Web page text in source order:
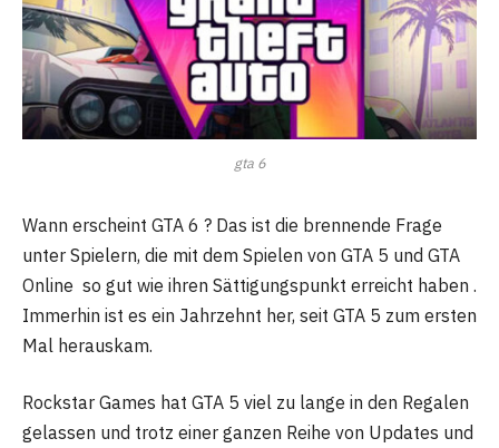
gta 6
Wann erscheint GTA 6 ? Das ist die brennende Frage
unter Spielern, die mit dem Spielen von GTA 5 und GTA
Online so gut wie ihren Sättigungspunkt erreicht haben .
Immerhin ist es ein Jahrzehnt her, seit GTA 5 zum ersten
Mal herauskam.
Rockstar Games hat GTA 5 viel zu lange in den Regalen
gelassen und trotz einer ganzen Reihe von Updates und